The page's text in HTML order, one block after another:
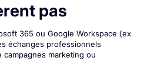
pas
365 ou Google Workspace (ex
échanges professionnels
campagnes marketing ou